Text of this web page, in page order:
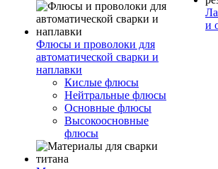
Флюсы и проволоки для
автоматической сварки и
наплавки
Кислые флюсы
Нейтральные флюсы
Основные флюсы
Высокоосновные
флюсы
и